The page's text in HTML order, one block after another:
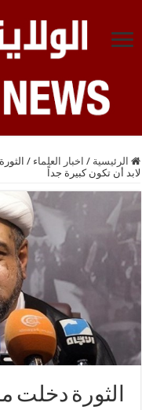
الرئيسية / اخبار العلماء /
لابد أن تكون كبيرة جداً
الثورة دخلت